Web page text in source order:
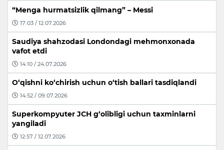
“Menga hurmatsizlik qilmang” – Messi
17:03 / 12.07.2026
Saudiya shahzodasi Londondagi mehmonxonada
vafot etdi
14:10 / 24.07.2026
O‘qishni ko‘chirish uchun o‘tish ballari tasdiqlandi
14:52 / 09.07.2026
Superkompyuter JCH g‘olibligi uchun taxminlarni
yangiladi
12:57 / 12.07.2026